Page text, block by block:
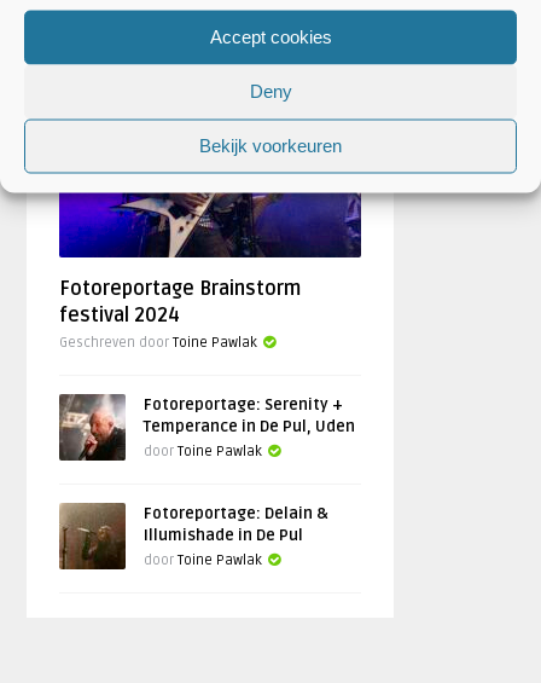
Accept cookies
Deny
Bekijk voorkeuren
Fotoreportage Brainstorm
festival 2024
Geschreven doorToine Pawlak
Fotoreportage: Serenity +
Temperance in De Pul, Uden
doorToine Pawlak
Fotoreportage: Delain &
Illumishade in De Pul
doorToine Pawlak